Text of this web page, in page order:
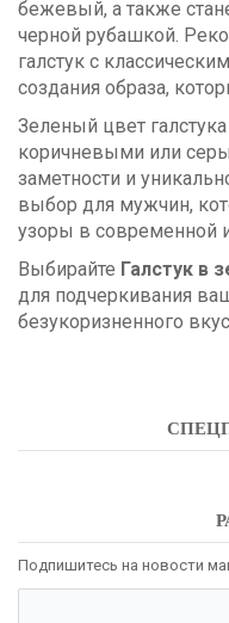
бежевый, а также
черной рубашкой.
галстук с
создания образа,
Зеленый цвет
коричневыми или
заметности и
выбор для мужчин,
узоры в современной
Выбирайте Галстук в
для подчеркивания
безукоризненного
Подпишитесь на новости